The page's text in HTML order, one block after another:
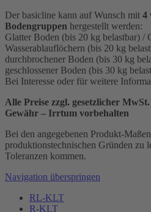
Der basicline kann auf Wunsch mit 4
Bodengruppen hergestellt werden:
Glatter Boden (bis 20 kg belastbar) /
Wasserablauflöchern (bis 20 kg
durchbrochener Boden (bis 30 kg
geschlossener Boden (bis 30 kg
Bei Interesse oder für weitere
Alle Preise zzgl. gesetzlicher
Gewähr – Irrtum vorbehalten
Bei den angegebenen Produkt-
produktionstechnischen Gründen zu
Toleranzen kommen.
Navigation überspringen
RL-KLT
R-KLT